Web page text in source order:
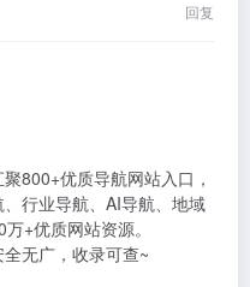
回复
800+优质导航网站入口，
行业导航、AI导航、地域
+优质网站资源。
无广，收录可查~